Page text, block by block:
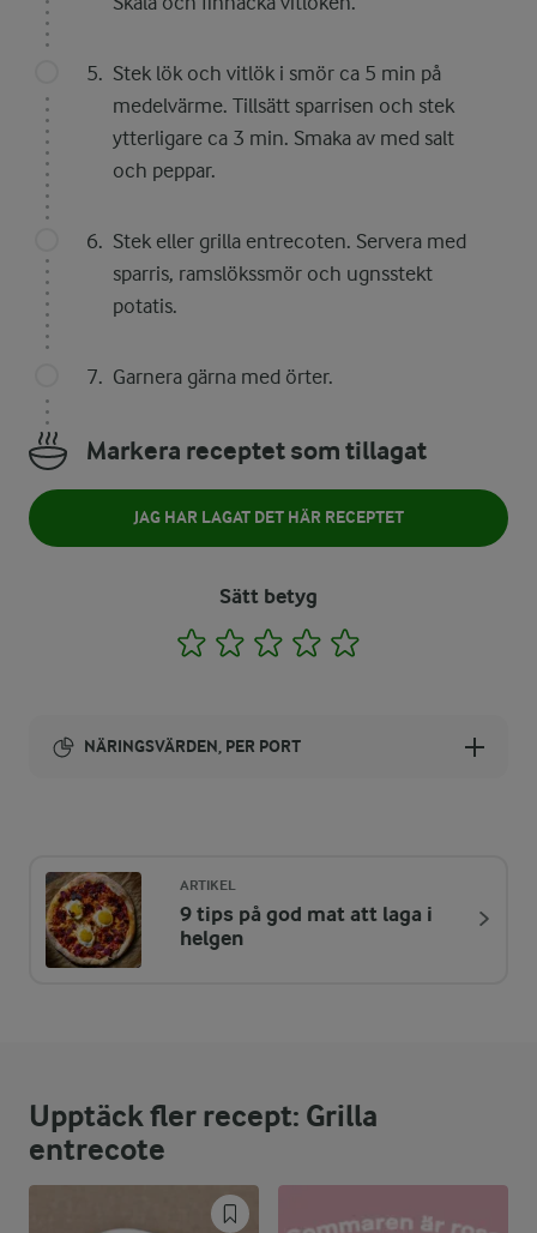
Stek lök och vitlök i smör ca 5 min på
medelvärme. Tillsätt sparrisen och stek
ytterligare ca 3 min. Smaka av med salt
och peppar.
Stek eller grilla entrecoten. Servera med
sparris, ramslökssmör och ugnsstekt
potatis.
Garnera gärna med örter.
Markera receptet som tillagat
JAG HAR LAGAT DET HÄR RECEPTET
Sätt betyg
1 2 3 4
NÄRINGSVÄRDEN, PER PORT
ENERGIDISTRIBUTION %
NÄRINGSVÄRDEN PER PORT
Fett:
67 %
34,8 g
Kolhydrater:
5,8 %
6,6 g
ARTIKEL
9 tips på god mat att laga i
helgen
Upptäck fler recept: Grilla
entrecote